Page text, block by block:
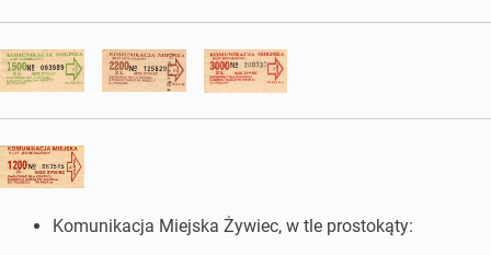
Komunikacja Miejska Żywiec, w tle prostokąty: